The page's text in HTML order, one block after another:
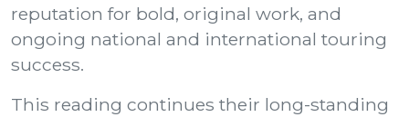
reputation for bold, original work, and
ongoing national and international touring
success.
This reading continues their long-standing